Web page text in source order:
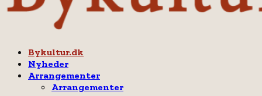
Bykultur.dk
Nyheder
Arrangementer
Arrangementer